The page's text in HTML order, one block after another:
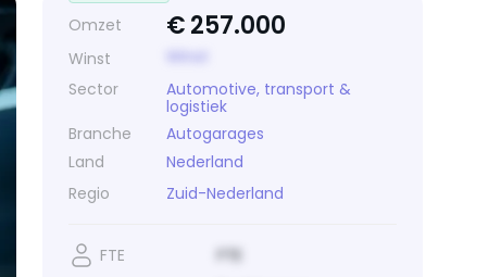
Omzet €257.000
Winst
Sector
Automotive, transport &
logistiek
Branche
Autogarages
Land
Nederland
Regio
Zuid-Nederland
FTE
FTE